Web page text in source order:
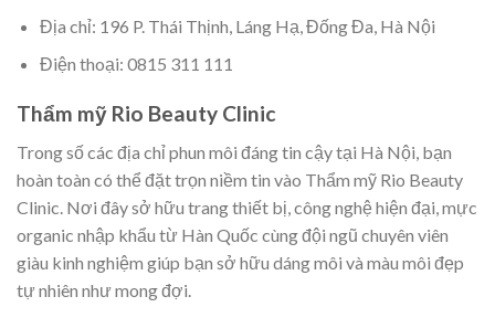
Địa chỉ: 196 P. Thái Thịnh, Láng Hạ, Đống Đa, Hà Nội
Điện thoại: 0815 311 111
Thẩm mỹ Rio Beauty Clinic
Trong số các địa chỉ phun môi đáng tin cậy tại Hà Nội, bạn
hoàn toàn có thể đặt trọn niềm tin vào Thẩm mỹ Rio Beauty
Clinic. Nơi đây sở hữu trang thiết bị, công nghệ hiện đại, mực
organic nhập khẩu từ Hàn Quốc cùng đội ngũ chuyên viên
giàu kinh nghiệm giúp bạn sở hữu dáng môi và màu môi đẹp
tự nhiên như mong đợi.